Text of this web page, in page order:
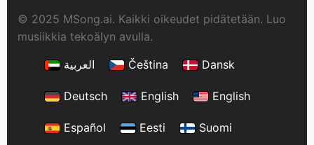
© 2025 MSong.ai. Kaikki oikeudet pidätetään. Luo
musiikkia tekoälyn avulla.
العربية
Čeština Dansk
Deutsch English English
Español Eesti Suomi